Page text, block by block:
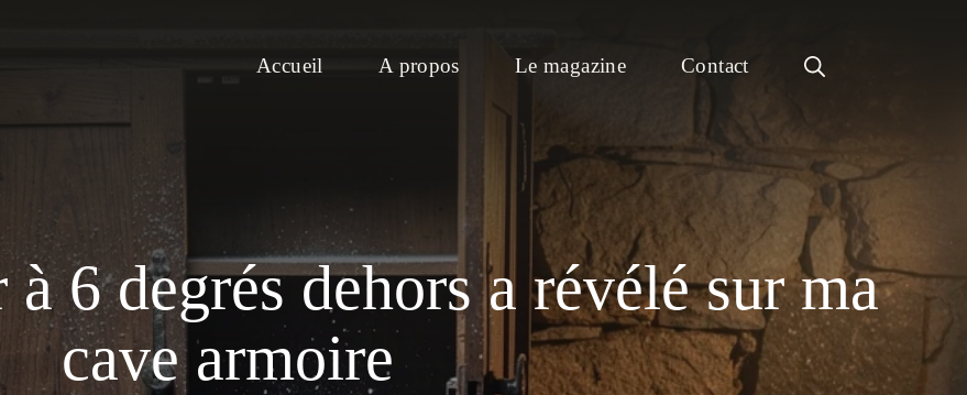
Accueil A propos Le magazine Contact
6 degrés dehors a révélé sur ma
cave armoire